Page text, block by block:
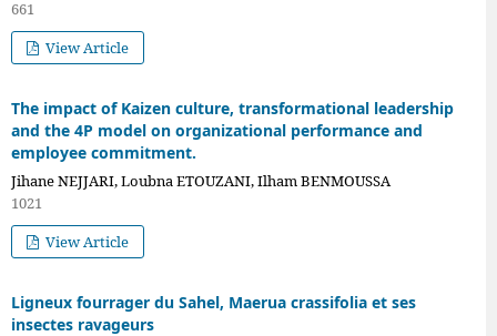
661
View Article
The impact of Kaizen culture, transformational leadership
and the 4P model on organizational performance and
employee commitment.
Jihane NEJJARI, Loubna ETOUZANI, Ilham BENMOUSSA
1021
View Article
Ligneux fourrager du Sahel, Maerua crassifolia et ses
insectes ravageurs